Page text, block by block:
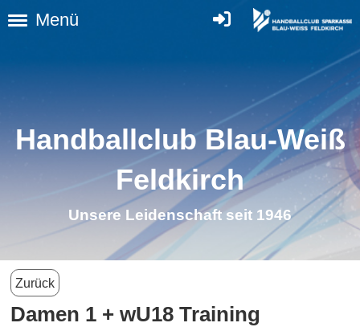
Menü
Handballclub Blau-Weiß
Feldkirch
Unsere Leidenschaft seit 1946
Zurück
Damen 1 + wU18 Training